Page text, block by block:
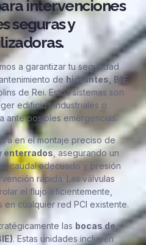
intervenciones
seguras y
a garantizar tu seguridad
dehidrantes, BIE
de Rei. Estos sistemas son
edificios industriales o
ante posibles emergencias.
en el montaje preciso de
enterrados, asegurando un
caudal adecuado y presión
rápida. Las válvulas
el flujo eficientemente,
cualquier red PCI existente.
las bocas de
. Estas unidades incluyen